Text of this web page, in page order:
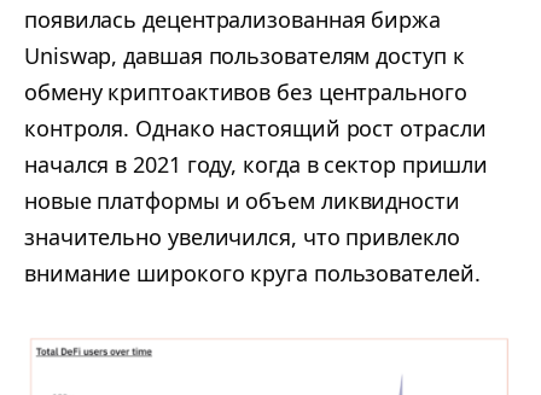
появилась децентрализованная биржа
Uniswap, давшая пользователям доступ к
обмену криптоактивов без центрального
контроля. Однако настоящий рост отрасли
начался в 2021 году, когда в сектор пришли
новые платформы и объем ликвидности
значительно увеличился, что привлекло
внимание широкого круга пользователей.